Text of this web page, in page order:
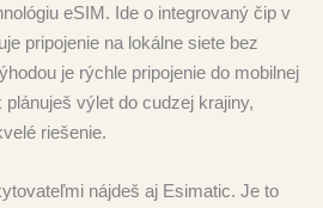
eSIM. Ide o integrovaný čip v
pripojenie na lokálne siete bez
je rýchle pripojenie do mobilnej
výlet do cudzej krajiny,
riešenie.
nájdeš aj Esimatic. Je to